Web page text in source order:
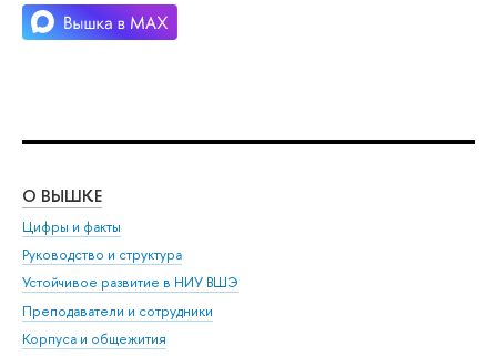
О ВЫШКЕ
Цифры и факты
Руководство и структура
Устойчивое развитие в НИУ ВШЭ
Преподаватели и сотрудники
Корпуса и общежития